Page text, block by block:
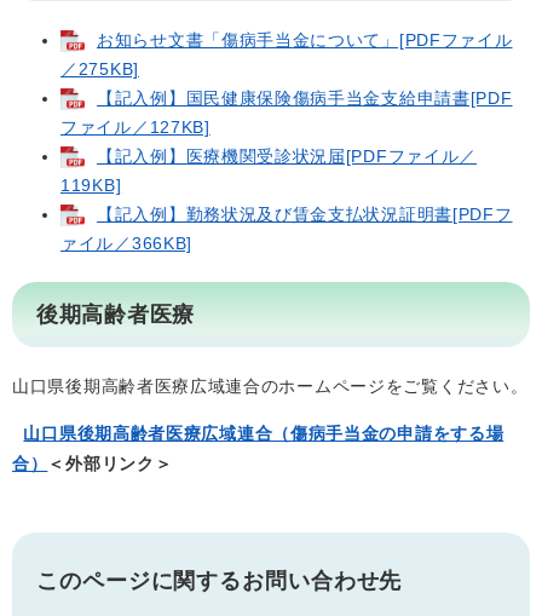
お知らせ文書「傷病手当金について」[PDFファイル
／275KB]
【記入例】国民健康保険傷病手当金支給申請書[PDF
ファイル／127KB]
【記入例】医療機関受診状況届[PDFファイル／
119KB]
【記入例】勤務状況及び賃金支払状況証明書[PDFフ
ァイル／366KB]
後期高齢者医療
山口県後期高齢者医療広域連合のホームページをご覧ください。
山口県後期高齢者医療広域連合（傷病手当金の申請をする場
合）
＜外部リンク＞
このページに関するお問い合わせ先